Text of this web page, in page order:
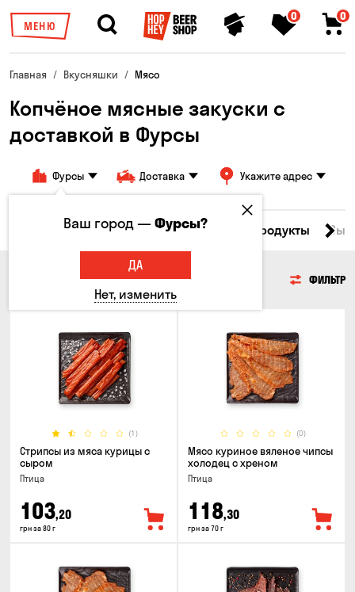
МЕНЮ
0 0
Главная Вкусняшки Мясо
Копчёное мясные закуски с
доставкой в ​​Фурсы
Фурсы Доставка Укажите адрес
Все товары Мясо Рыба Морепродукты
ФИЛЬТР
(1)
Стрипсы из мяса курицы с
сыром
Птица
103,20
грн за 80 г
(0)
Мясо куриное вяленое чипсы
холодец с хреном
Птица
118,30
грн за 70 г
Ваш город —Фурсы?
ДА
Нет, изменить